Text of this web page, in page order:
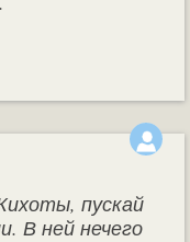
пускай
В ней нечего